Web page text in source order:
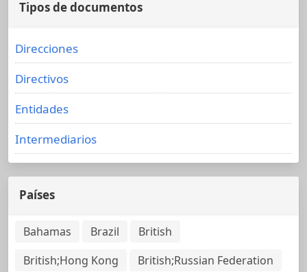
Tipos de documentos
Direcciones
Directivos
Entidades
Intermediarios
Países
Bahamas Brazil
British
British;Hong Kong
British;Russian Federation